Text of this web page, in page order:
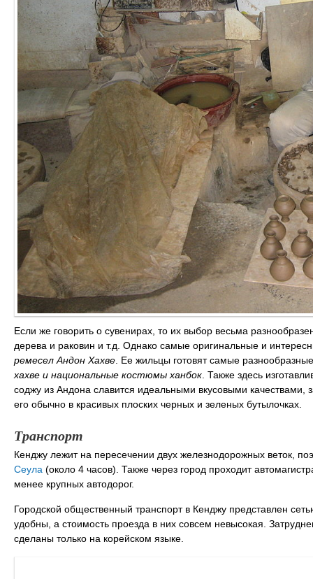
Если же говорить о сувенирах, то их выбор весьма
дерева и раковин и т.д. Однако самые оригинальные и
ремесел Андон Хахве . Ее жильцы готовят самые
хахве и национальные костюмы ханбок . Также здесь
соджу из Андона славится идеальными вкусовыми
его обычно в красивых плоских черных и зеленых бутылочках.
Транспорт
Кенджу лежит на пересечении двух железнодорожных веток,
Сеула (около 4 часов). Также через город проходит
менее крупных автодорог.
Городской общественный транспорт в Кенджу представлен
удобны, а стоимость проезда в них совсем невысокая.
сделаны только на корейском языке.